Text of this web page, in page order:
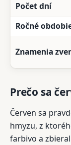
Počet dní
Ročné
Znamenia
Prečo sa
Červen sa
hmyzu, z
farbivo a